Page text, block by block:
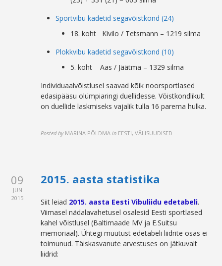
Sportvibu kadetid segavõistkond (24)
18. koht Kivilo / Tetsmann – 1219 silma
Plokkvibu kadetid segavõistkond (10)
5. koht Aas / Jäätma – 1329 silma
Individuaalvõistlusel saavad kõik noorsportlased
edasipääsu olümpiaringi duellidesse. Võistkondlikult
on duellide laskmiseks vajalik tulla 16 parema hulka.
Posted by MARINA PÕLDMA in EESTI, VÄLISUUDISED
09
JUN
2015
2015. aasta statistika
Siit leiad 2015. aasta Eesti Vibuliidu edetabeli.
Viimasel nädalavahetusel osalesid Eesti sportlased
kahel võistlusel (Baltimaade MV ja E.Suitsu
memoriaal). Ühtegi muutust edetabeli liidrite osas ei
toimunud. Täiskasvanute arvestuses on jätkuvalt
liidrid: